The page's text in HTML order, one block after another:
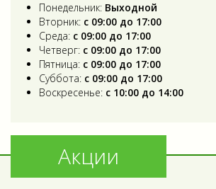
Понедельник: Выходной
Вторник: с 09:00 до 17:00
Среда: с 09:00 до 17:00
Четверг: с 09:00 до 17:00
Пятница: с 09:00 до 17:00
Суббота: с 09:00 до 17:00
Воскресенье: с 10:00 до 14:00
Акции